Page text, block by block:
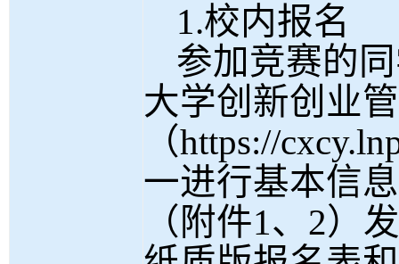
1.校内报名
参加竞赛的
大学创新创业
（https://
一进行基本信
（附件1、 2）